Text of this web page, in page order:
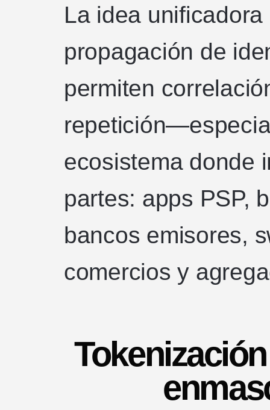
La idea
propagación de
permiten
ecosistema donde
partes: apps PSP,
bancos emisores,
comercios y